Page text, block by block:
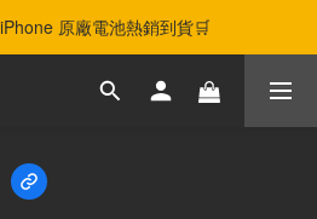
省❣️二手機📱線上商城❣️
原廠電池熱銷到貨🛒
省❣️二手機📱線上商城❣️